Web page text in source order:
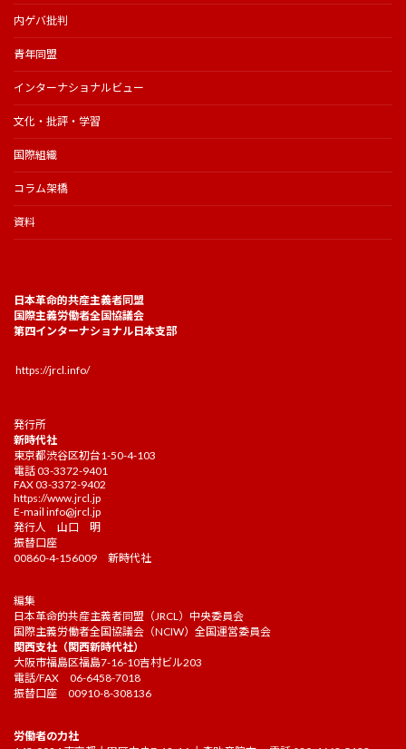
内ゲバ批判
青年同盟
インターナショナルビュー
文化・批評・学習
国際組織
コラム架橋
資料
日本革命的共産主義者同盟
国際主義労働者全国協議会
第四インターナショナル日本支部
https://jrcl.info/
発行所
新時代社
東京都渋谷区初台1-50-4-103
電話 03-3372-9401
FAX 03-3372-9402
https://www.jrcl.jp
E-mail info@jrcl.jp
発行人 山口 明
振替口座
00860-4-156009 新時代社
編集
日本革命的共産主義者同盟（JRCL）中央委員会
国際主義労働者全国協議会（NCIW）全国運営委員会
関西支社（関西新時代社）
大阪市福島区福島7-16-10吉村ビル203
電話/FAX 06-6458-7018
振替口座 00910-8-308136
労働者の力社